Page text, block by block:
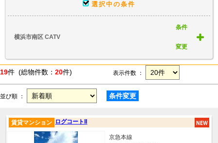
選択中の条件
横浜市南区 CATV
条件
変更
19件 (総物件数： 20件) 表示件数 ：
並び順 ： 条件変更
ログコートII
賃貸マンション
京急本線